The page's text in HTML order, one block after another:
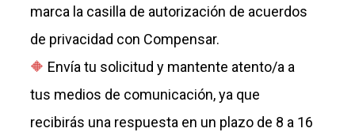
marca la casilla de autorización de acuerdos
de privacidad con Compensar.
Envía tu solicitud y mantente atento/a a
tus medios de comunicación, ya que
recibirás una respuesta en un plazo de 8 a 16